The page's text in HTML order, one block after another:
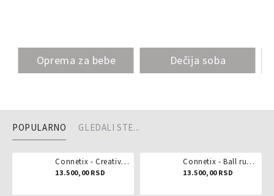
Oprema za bebe Dečija soba
POPULARNO GLEDALI STE...
Connetix - Creative pack 102 dela
13.500,00 RSD
Connetix - Ball run pastel 106 delova
13.500,00 RSD